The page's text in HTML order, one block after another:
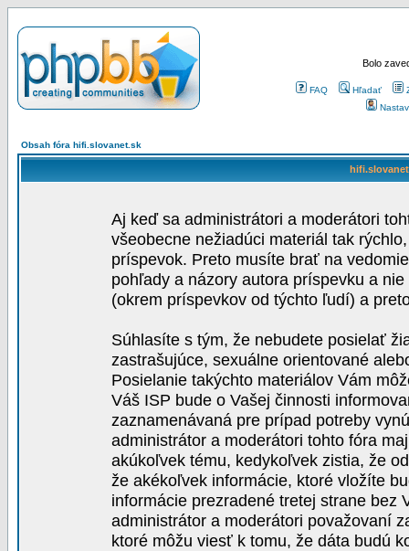
Bolo
FAQ Hľadať
Obsah fóra hifi.slovanet.sk
Aj keď sa administrátori a moderátori
všeobecne nežiadúci materiál tak
príspevok. Preto musíte brať na
pohľady a názory autora príspevku a
(okrem príspevkov od týchto ľudí) a
Súhlasíte s tým, že nebudete posielať
zastrašujúce, sexuálne orientované
Posielanie takýchto materiálov Vám
Váš ISP bude o Vašej činnosti
zaznamenávaná pre prípad potreby
administrátor a moderátori tohto fóra
akúkoľvek tému, kedykoľvek zistia, že
že akékoľvek informácie, ktoré vložíte
informácie prezradené tretej strane bez
administrátor a moderátori považovaní
ktoré môžu viesť k tomu, že dáta budú